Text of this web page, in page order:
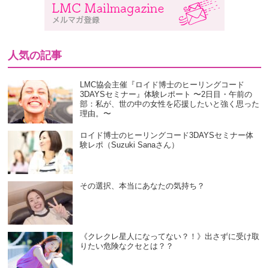
人気の記事
LMC協会主催『ロイド博士のヒーリングコード
3DAYSセミナー』体験レポート 〜2日目・午前の
部：私が、世の中の女性を応援したいと強く思った
理由。〜
ロイド博士のヒーリングコード3DAYSセミナー体
験レポ（Suzuki Sanaさん）
その選択、本当にあなたの気持ち？
《クレクレ星人になってない？！》出さずに受け取
りたい危険なクセとは？？